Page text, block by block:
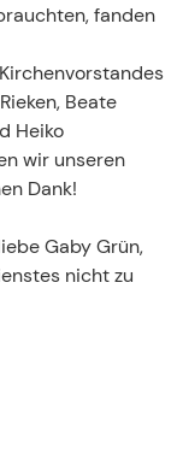
fanden
Beate
Heiko
wir unseren
Dank!
Gaby Grün,
nicht zu